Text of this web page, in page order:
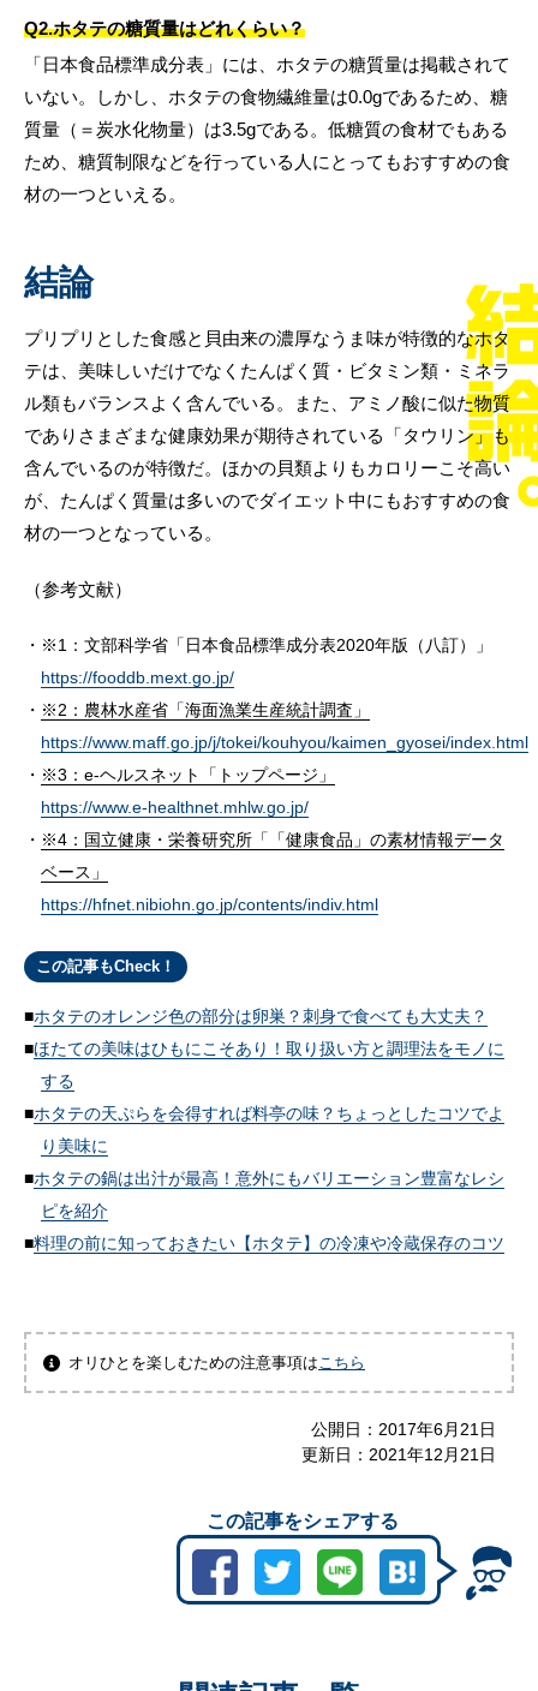
Q2.ホタテの糖質量はどれくらい？
「日本食品標準成分表」には、ホタテの糖質量は掲載されて
いない。しかし、ホタテの食物繊維量は0.0gであるため、糖
質量（＝炭水化物量）は3.5gである。低糖質の食材でもある
ため、糖質制限などを行っている人にとってもおすすめの食
材の一つといえる。
結論
プリプリとした食感と貝由来の濃厚なうま味が特徴的なホタ
テは、美味しいだけでなくたんぱく質・ビタミン類・ミネラ
ル類もバランスよく含んでいる。また、アミノ酸に似た物質
でありさまざまな健康効果が期待されている「タウリン」も
含んでいるのが特徴だ。ほかの貝類よりもカロリーこそ高い
が、たんぱく質量は多いのでダイエット中にもおすすめの食
材の一つとなっている。
（参考文献）
※1：文部科学省「日本食品標準成分表2020年版（八訂）」
https://fooddb.mext.go.jp/
※2：農林水産省「海面漁業生産統計調査」
https://www.maff.go.jp/j/tokei/kouhyou/kaimen_gyosei/index.html
※3：e-ヘルスネット「トップページ」
https://www.e-healthnet.mhlw.go.jp/
※4：国立健康・栄養研究所「「健康食品」の素材情報データ
ベース」
https://hfnet.nibiohn.go.jp/contents/indiv.html
この記事もCheck！
ホタテのオレンジ色の部分は卵巣？刺身で食べても大丈夫？
ほたての美味はひもにこそあり！取り扱い方と調理法をモノに
する
ホタテの天ぷらを会得すれば料亭の味？ちょっとしたコツでよ
り美味に
ホタテの鍋は出汁が最高！意外にもバリエーション豊富なレシ
ピを紹介
料理の前に知っておきたい【ホタテ】の冷凍や冷蔵保存のコツ
オリひとを楽しむための注意事項はこちら
公開日： 2017年6月21日
更新日： 2021年12月21日
この記事をシェアする